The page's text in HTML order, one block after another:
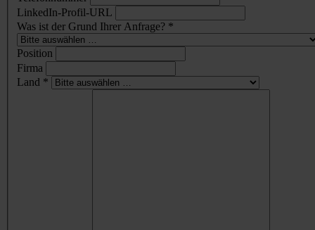
LinkedIn-Profil-URL
Was ist der Grund Ihrer Anfrage? *
Position
Firma
Land *